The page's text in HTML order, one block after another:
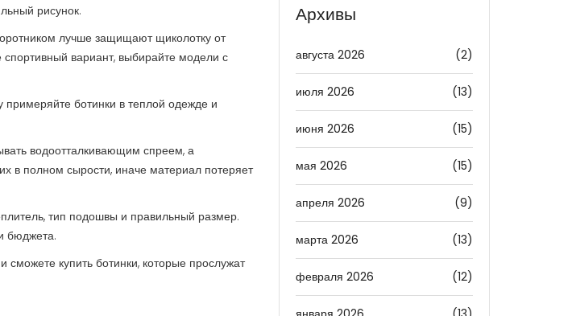
рисунок.
лучше защищают щиколотку от
вариант, выбирайте модели с
примеряйте ботинки в теплой одежде и
водоотталкивающим спреем, а
в полном сырости, иначе материал потеряет
тип подошвы и правильный размер.
бюджета.
купить ботинки, которые прослужат
Архивы
августа 2026 (2)
июля 2026 (13)
июня 2026 (15)
мая 2026 (15)
апреля 2026 (9)
марта 2026 (13)
февраля 2026 (12)